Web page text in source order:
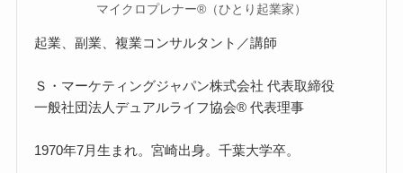
マイクロプレナー®（ひとり起業家）
起業、副業、複業コンサルタント／講師
Ｓ・マーケティングジャパン株式会社 代表取締役
一般社団法人デュアルライフ協会® 代表理事
1970年7月生まれ。宮崎出身。千葉大学卒。